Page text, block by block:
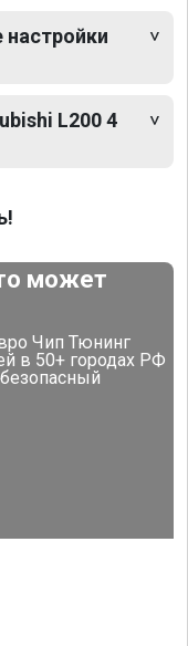
L200 4
может
Чип Тюнинг
в 50+ городах РФ